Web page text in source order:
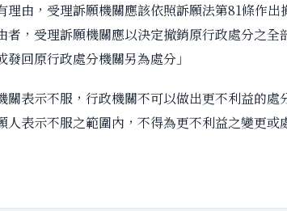
理由，受理訴願機關應該依照訴願法第81條作
者，受理訴願機關應以決定撤銷原行政處分之全
發回原行政處分機關另為處分」
關表示不服，行政機關不可以做出更不利益的
人表示不服之範圍內，不得為更不利益之變更或